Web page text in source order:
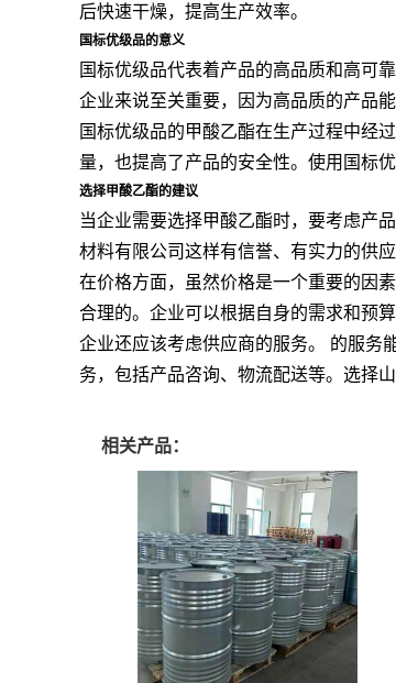
后快速干燥，提高生产效率。
国标优级品的意义
国标优级品代表着产品的高品质和高可
企业来说至关重要，因为高品质的产品
国标优级品的甲酸乙酯在生产过程中经
量，也提高了产品的安全性。使用国标
选择甲酸乙酯的建议
当企业需要选择甲酸乙酯时，要考虑产
材料有限公司这样有信誉、有实力的供应
在价格方面，虽然价格是一个重要的因
合理的。企业可以根据自身的需求和预算
企业还应该考虑供应商的服务。 的服务
务，包括产品咨询、物流配送等。选择
相关产品：